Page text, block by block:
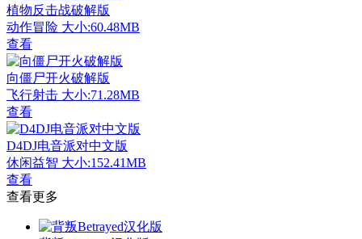
植物反击战破解版
动作冒险 大小:60.48MB
查看
向僵尸开火破解版
飞行射击 大小:71.28MB
查看
D4DJ电音派对中文版
休闲益智 大小:152.41MB
查看
查看更多